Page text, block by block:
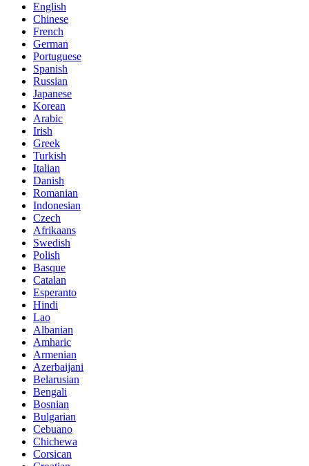
English
Chinese
French
German
Portuguese
Spanish
Russian
Japanese
Korean
Arabic
Irish
Greek
Turkish
Italian
Danish
Romanian
Indonesian
Czech
Afrikaans
Swedish
Polish
Basque
Catalan
Esperanto
Hindi
Lao
Albanian
Amharic
Armenian
Azerbaijani
Belarusian
Bengali
Bosnian
Bulgarian
Cebuano
Chichewa
Corsican